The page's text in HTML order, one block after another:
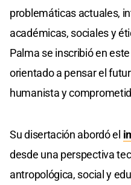
problemáticas actuales,
académicas, sociales y
Palma se inscribió en
orientado a pensar el
humanista y
Su disertación abordó el
desde una perspectiva
antropológica, social y